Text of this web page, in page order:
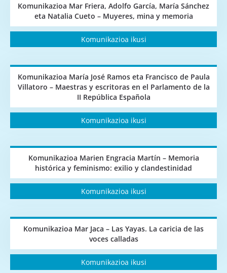
Komunikazioa Mar Friera, Adolfo García, María Sánchez
eta Natalia Cueto – Muyeres, mina y memoria
Komunikazioa ikusi
Komunikazioa María José Ramos eta Francisco de Paula
Villatoro – Maestras y escritoras en el Parlamento de la
II República Española
Komunikazioa ikusi
Komunikazioa Marien Engracia Martín – Memoria
histórica y feminismo: exilio y clandestinidad
Komunikazioa ikusi
Komunikazioa Mar Jaca – Las Yayas. La caricia de las
voces calladas
Komunikazioa ikusi